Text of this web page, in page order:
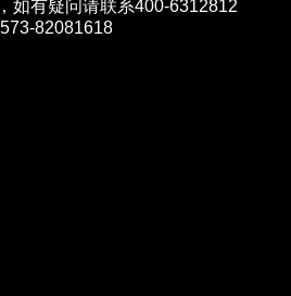
如有疑问请联系400-6312812
82081618